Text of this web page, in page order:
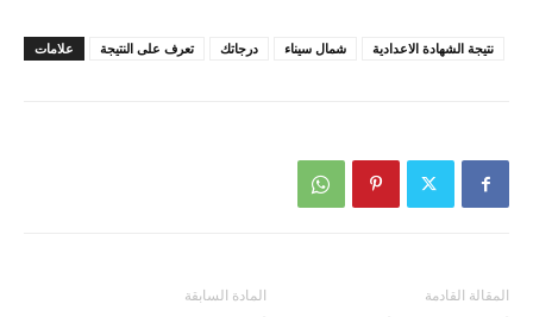
علامات تعرف على النتيجة درجاتك شمال سيناء نتيجة الشهادة الاعدادية
المادة السابقة المقالة القادمة